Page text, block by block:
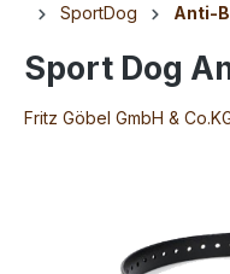
SportDog
Anti-
Sport Dog
Fritz Göbel GmbH &